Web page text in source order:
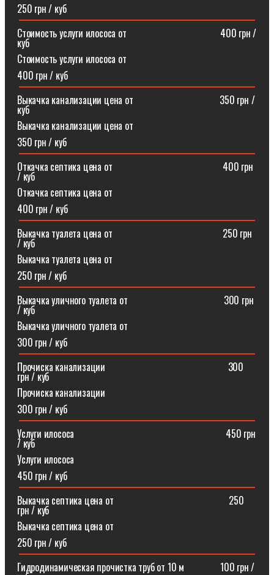
250 грн / куб
Стоимость услуги илососа от⠀⠀⠀⠀⠀⠀⠀⠀⠀⠀⠀⠀⠀400 грн /
куб
Стоимость услуги илососа от
400 грн / куб
Выкачка канализации цена от⠀⠀⠀⠀⠀⠀⠀⠀⠀⠀⠀⠀350 грн /
куб
Выкачка канализации цена от
350 грн / куб
Откачка септика цена от ⠀⠀⠀⠀⠀⠀⠀⠀⠀⠀⠀⠀⠀⠀⠀400 грн
/ куб
Откачка септика цена от
400 грн / куб
Выкачка туалета цена от ⠀⠀⠀⠀⠀⠀⠀⠀⠀⠀⠀⠀⠀⠀⠀250 грн
/ куб
Выкачка туалета цена от
250 грн / куб
Выкачка уличного туалета от ⠀⠀⠀⠀⠀⠀⠀⠀⠀⠀⠀⠀⠀300 грн
/ куб
Выкачка уличного туалета от
300 грн / куб
Прочиска канализации⠀⠀⠀⠀⠀⠀⠀⠀⠀⠀⠀⠀⠀⠀⠀⠀⠀300
грн / куб
Прочиска канализации
300 грн / куб
Услуги илососа⠀⠀⠀⠀⠀⠀⠀⠀⠀⠀⠀⠀⠀⠀⠀⠀⠀⠀⠀⠀⠀450 грн
/ куб
Услуги илососа
450 грн / куб
Выкачка септика цена от⠀⠀⠀⠀⠀⠀⠀⠀⠀⠀⠀⠀⠀⠀⠀⠀250
грн / куб
Выкачка септика цена от
250 грн / куб
Гидродинамическая прочистка труб от 10 м⠀⠀⠀⠀⠀100 грн /